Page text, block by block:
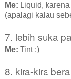
Me: Liquid,
(apalagi kalau
7. lebih suka
Me: Tint :)
8. kira-kira